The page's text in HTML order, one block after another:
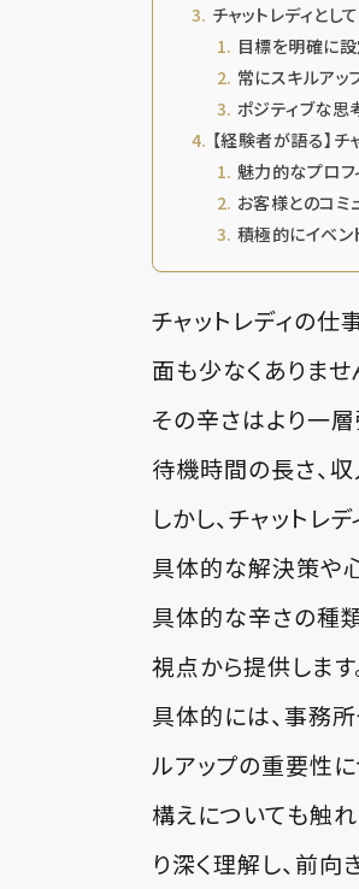
チャットレディと
目標を明確に
常にスキルアッ
ポジティブな思
【経験者が語る】
魅力的なプロ
お客様とのコミ
積極的にイベン
チャットレディの仕
面も少なくありませ
その辛さはより一層
待機時間の長さ、
しかし、チャットレ
具体的な解決策や
具体的な辛さの種
視点から提供します
具体的には、事務
ルアップの重要性に
構えについても触れ
り深く理解し、前